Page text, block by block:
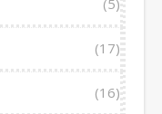
(5)
(17)
(16)